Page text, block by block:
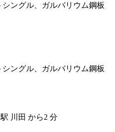
ングル、ガルバリウム鋼板
ングル、ガルバリウム鋼板
川田 から2 分